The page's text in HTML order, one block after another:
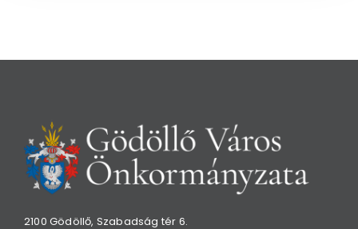
2100 Gödöllő, Szabadság tér 6.